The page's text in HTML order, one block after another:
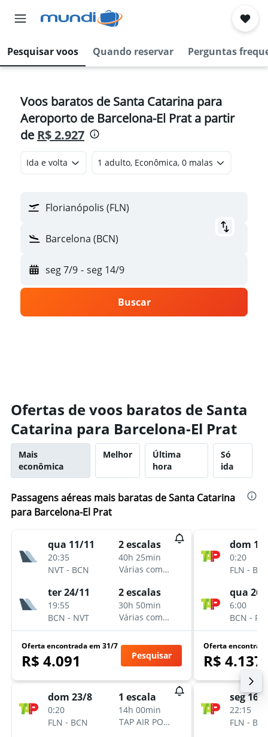
Pesquisar voos Quando reservar Perguntas
Voos baratos de Santa Catarina para
Aeroporto de Barcelona-El Prat a partir
de R$ 2.927
Ida e volta 1 adulto, Econômica, 0 malas
Florianópolis (FLN)
Barcelona (BCN)
seg 7/9 - seg 14/9
Buscar
Ofertas de voos baratos de Santa
Catarina para Barcelona-El Prat
Mais
econômica
Melhor
Última
hora
Só
ida
Passagens aéreas mais baratas de Santa Catarina
para Barcelona-El Prat
qua 11/11
20:35
NVT - BCN
2 escalas
40h 25min
Várias companhias aéreas
ter 24/11
19:55
BCN - NVT
2 escalas
30h 50min
Várias companhias aéreas
Oferta encontrada em 31/7
R$ 4.091 Pesquisar
dom 23/8
0:20
FLN - BCN
1 escala
14h 00min
TAP AIR PORTUGAL
dom
0:20
FLN -
qua 26/
6:00
BCN -
Oferta
R$ 4.137
seg 16/
22:15
FLN -